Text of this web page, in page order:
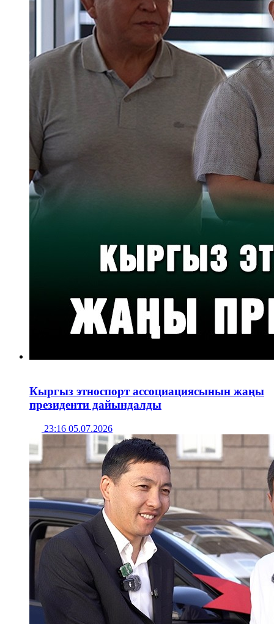
Кыргыз этноспорт ассоциациясынын жаңы
президенти дайындалды
23:16 05.07.2026